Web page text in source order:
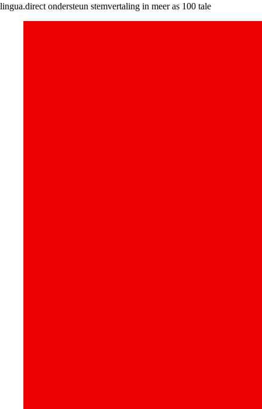
lingua.direct ondersteun stemvertaling in meer as 100 tale